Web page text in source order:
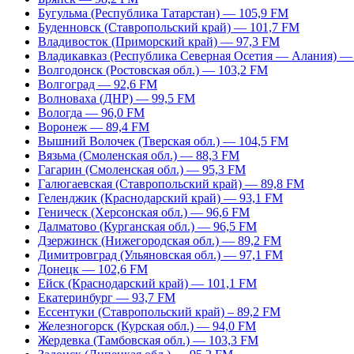
Бугульма (Республика Татарстан) — 105,9 FM
Буденновск (Ставропольский край) — 101,7 FM
Владивосток (Приморский край) — 97,3 FM
Владикавказ (Республика Северная Осетия — Алания)
Волгодонск (Ростовская обл.) — 103,2 FM
Волгоград — 92,6 FM
Волноваха (ДНР) — 99,5 FM
Вологда — 96,0 FM
Воронеж — 89,4 FM
Вышний Волочек (Тверская обл.) — 104,5 FM
Вязьма (Смоленская обл.) — 88,3 FM
Гагарин (Смоленская обл.) — 95,3 FM
Галюгаевская (Ставропольский край) — 89,8 FM
Геленджик (Краснодарский край) — 93,1 FM
Геническ (Херсонская обл.) — 96,6 FM
Далматово (Курганская обл.) — 96,5 FM
Дзержинск (Нижегородская обл.) — 89,2 FM
Димитровград (Ульяновская обл.) — 97,1 FM
Донецк — 102,6 FM
Ейск (Краснодарский край) — 101,1 FM
Екатеринбург — 93,7 FM
Ессентуки (Ставропольский край) – 89,2 FM
Железногорск (Курская обл.) — 94,0 FM
Жердевка (Тамбовская обл.) — 103,3 FM